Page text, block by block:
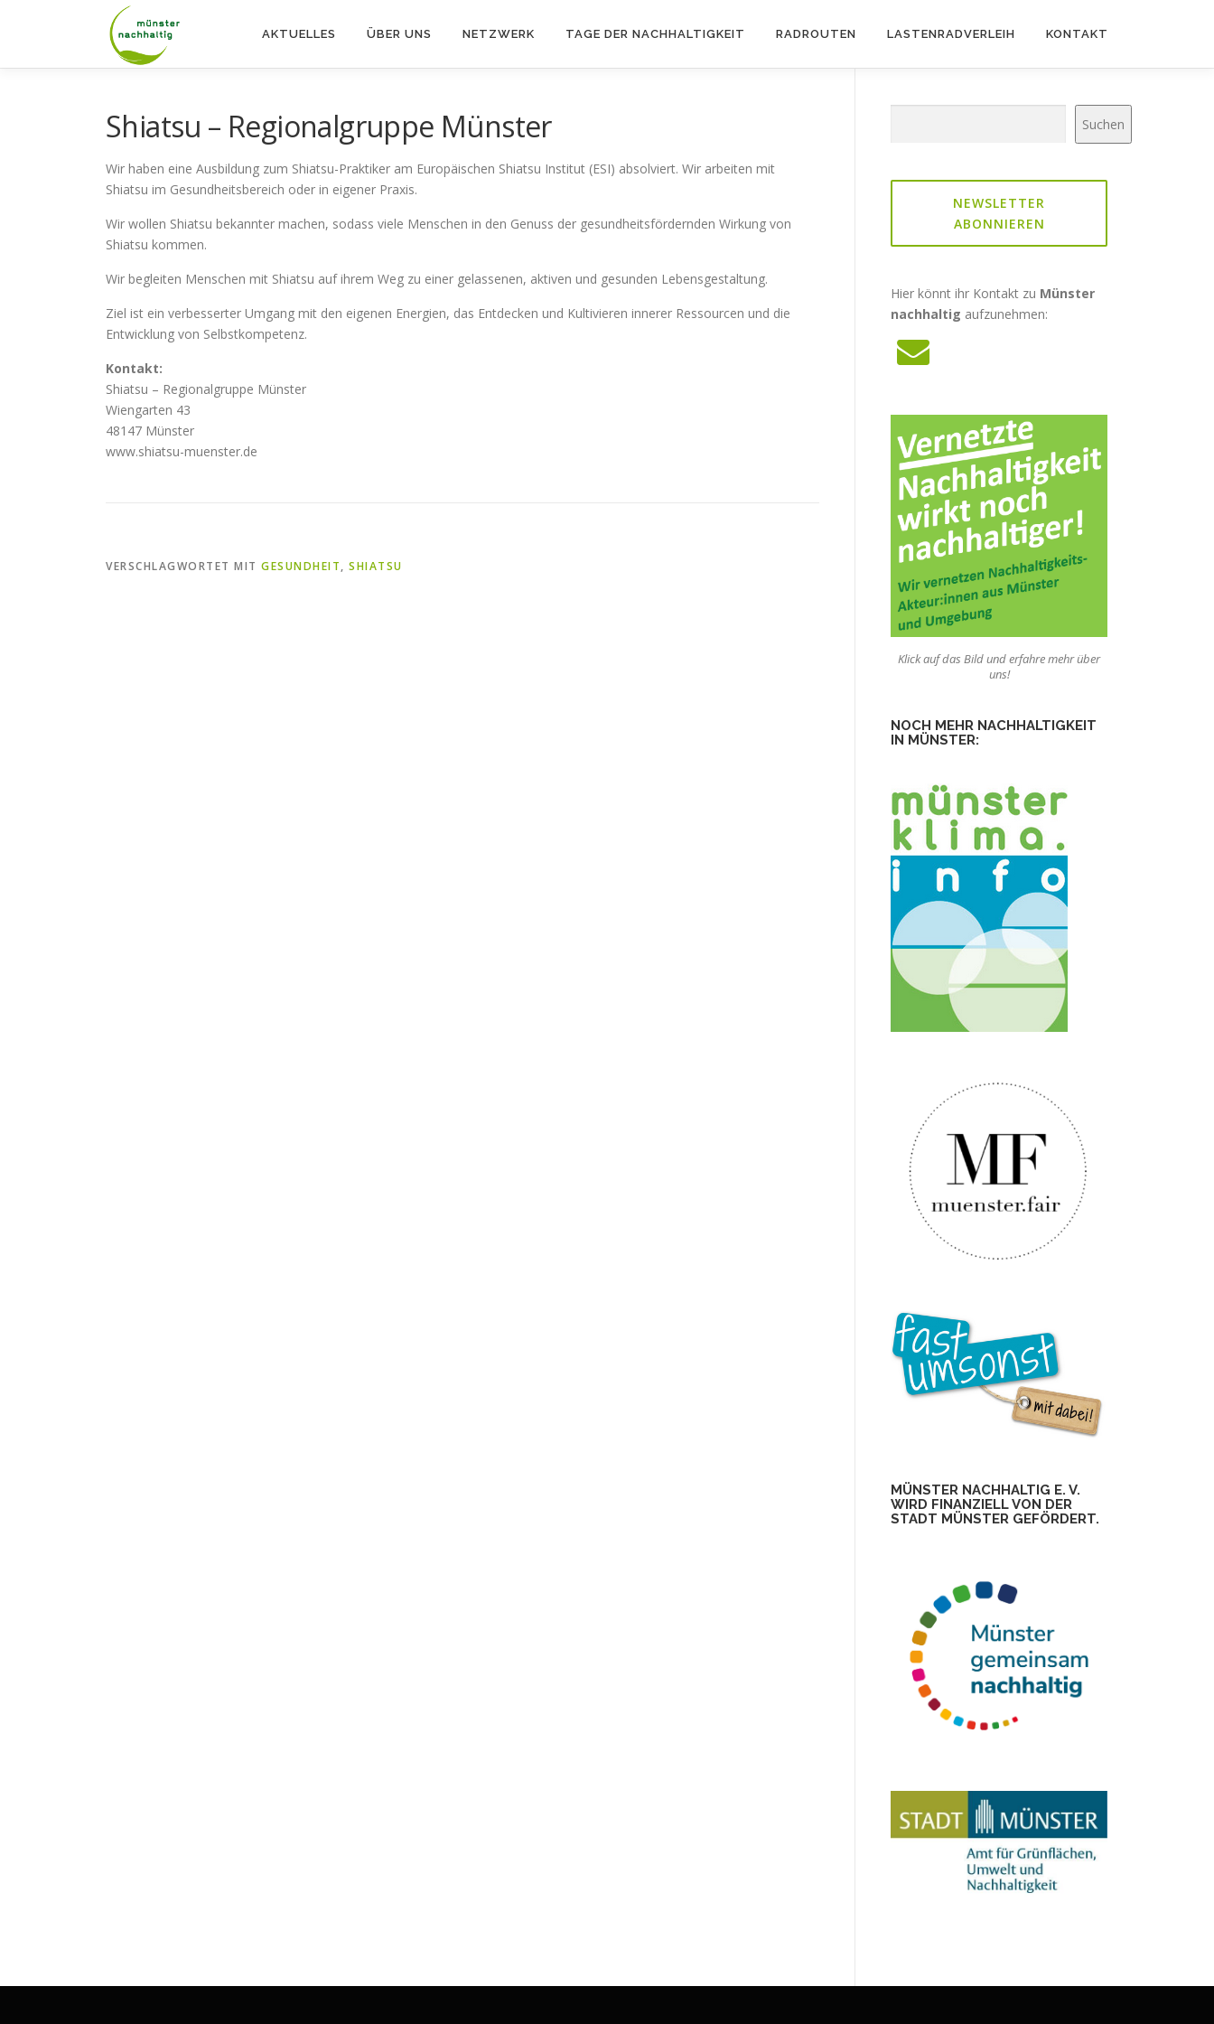
AKTUELLES ÜBER UNS NETZWERK TAGE DER NACHHALTIGKEIT RADROUTEN LASTENRADVERLEIH KONTAKT
Shiatsu – Regionalgruppe Münster
Wir haben eine Ausbildung zum Shiatsu-Praktiker am Europäischen Shiatsu Institut (ESI) absolviert. Wir arbeiten mit
Shiatsu im Gesundheitsbereich oder in eigener Praxis.
Wir wollen Shiatsu bekannter machen, sodass viele Menschen in den Genuss der gesundheitsfördernden Wirkung von
Shiatsu kommen.
Wir begleiten Menschen mit Shiatsu auf ihrem Weg zu einer gelassenen, aktiven und gesunden Lebensgestaltung.
Ziel ist ein verbesserter Umgang mit den eigenen Energien, das Entdecken und Kultivieren innerer Ressourcen und die
Entwicklung von Selbstkompetenz.
Kontakt:
Shiatsu – Regionalgruppe Münster
Wiengarten 43
48147 Münster
www.shiatsu-muenster.de
VERSCHLAGWORTET MIT GESUNDHEIT, SHIATSU
Suchen
NEWSLETTER
ABONNIEREN
Hier könnt ihr Kontakt zu Münster
nachhaltig aufzunehmen:
Klick auf das Bild und erfahre mehr über
uns!
NOCH MEHR NACHHALTIGKEIT
IN MÜNSTER:
MÜNSTER NACHHALTIG E. V.
WIRD FINANZIELL VON DER
STADT MÜNSTER GEFÖRDERT.